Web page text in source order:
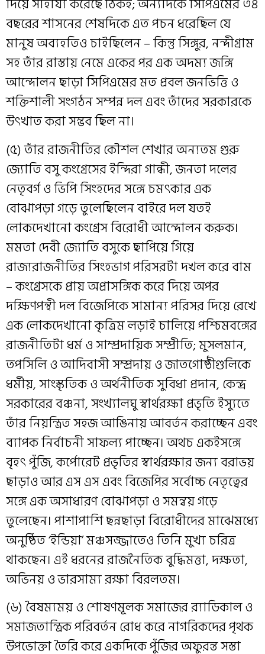
বছরের শাসনের শেষদিকে এত পচন ধরেছিল যে
মানুষ অব্যহতিও চাইছিলেন – কিন্তু সিঙ্গুর, নন্দীগ্রাম
সহ তাঁর রাস্তায় নেমে একের পর এক অদম্য জঙ্গি
আন্দোলন ছাড়া সিপিএমের মত প্রবল জনভিত্তি ও
শক্তিশালী সংগঠন সম্পন্ন দল এবং তাঁদের সরকারকে
উৎখাত করা সম্ভব ছিল না।
(৫) তাঁর রাজনীতির কৌশল শেখার অন্যতম গুরু
জ্যোতি বসু কংগ্রেসের ইন্দিরা গান্ধী, জনতা দলের
নেতৃবর্গ ও ভিপি সিংহদের সঙ্গে চমৎকার এক
বোঝাপড়া গড়ে তুলেছিলেন বাইরে দল যতই
লোকদেখানো কংগ্রেস বিরোধী আন্দোলন করুক।
মমতা দেবী জ্যোতি বসুকে ছাপিয়ে গিয়ে
রাজ্যরাজনীতির সিংহভাগ পরিসরটা দখল করে বাম
– কংগ্রেসকে প্রায় অপ্রাসঙ্গিক করে দিয়ে অপর
দক্ষিণপন্থী দল বিজেপিকে সামান্য পরিসর দিয়ে রেখে
এক লোকদেখানো কৃত্রিম লড়াই চালিয়ে পশ্চিমবঙ্গের
রাজনীতিটা ধর্ম ও সাম্প্রদায়িক সম্প্রীতি; মুসলমান,
তপসিলি ও আদিবাসী সম্প্রদায় ও জাতগোষ্ঠীগুলিকে
ধর্মীয়, সাংস্কৃতিক ও অর্থনীতিক সুবিধা প্রদান, কেন্দ্র
সরকারের বঞ্চনা, সংখ্যালঘু স্বার্থরক্ষা প্রভৃতি ইস্যুতে
তাঁর নিয়ন্ত্রিত সহজ আঙিনায় আবর্তন করাচ্ছেন এবং
ব্যাপক নির্বাচনী সাফল্য পাচ্ছেন। অথচ একইসঙ্গে
বৃহৎ পুঁজি, কর্পোরেট প্রভৃতির স্বার্থরক্ষার জন্য বরাভয়
ছাড়াও আর এস এস এবং বিজেপির সর্বোচ্চ নেতৃত্বের
সঙ্গে এক অসাধারণ বোঝাপড়া ও সমন্বয় গড়ে
তুলেছেন। পাশাপাশি ছন্নছাড়া বিরোধীদের মাঝেমধ্যে
অনুষ্ঠিত ‘ইন্ডিয়া’ মঞ্চসজ্জাতেও তিনি মুখ্য চরিত্র
থাকছেন। এই ধরনের রাজনৈতিক বুদ্ধিমত্তা, দক্ষতা,
অভিনয় ও ভারসাম্য রক্ষা বিরলতম।
(৬) বৈষম্যময় ও শোষণমূলক সমাজের র‍্যাডিকাল ও
সমাজতান্ত্রিক পরিবর্তন রোধ করে নাগরিকদের পৃথক
উপভোক্তা তৈরি করে একদিকে পুঁজির অফুরন্ত সস্তা